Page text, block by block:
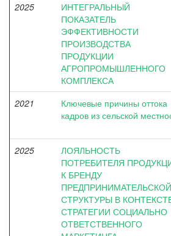
2025
ИНТЕГРАЛЬНЫЙ
ПОКАЗАТЕЛЬ
ЭФФЕКТИВНОСТИ
ПРОИЗВОДСТВА
ПРОДУКЦИИ
АГРОПРОМЫШЛЕННОГО
КОМПЛЕКСА
2021
Ключевые причины оттока
кадров из сельской
2025
ЛОЯЛЬНОСТЬ
ПОТРЕБИТЕЛЯ
К БРЕНДУ
ПРЕДПРИНИМАТЕЛЬСКОЙ
СТРУКТУРЫ В
СТРАТЕГИИ СОЦИАЛЬНО
ОТВЕТСТВЕННОГО